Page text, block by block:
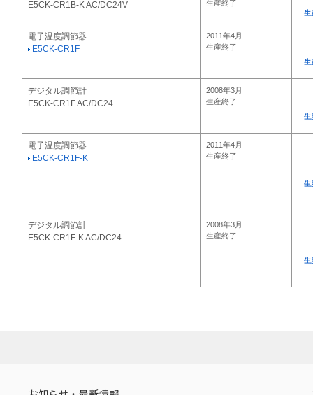
E5CK-CR1B-K AC/DC24V 生産終了
生
電子温度調節器
E5CK-CR1F
2011年4月
生産終了
生
デジタル調節計
E5CK-CR1F AC/DC24
2008年3月
生産終了
生
電子温度調節器
E5CK-CR1F-K
2011年4月
生産終了
生
デジタル調節計
E5CK-CR1F-K AC/DC24
2008年3月
生産終了
生